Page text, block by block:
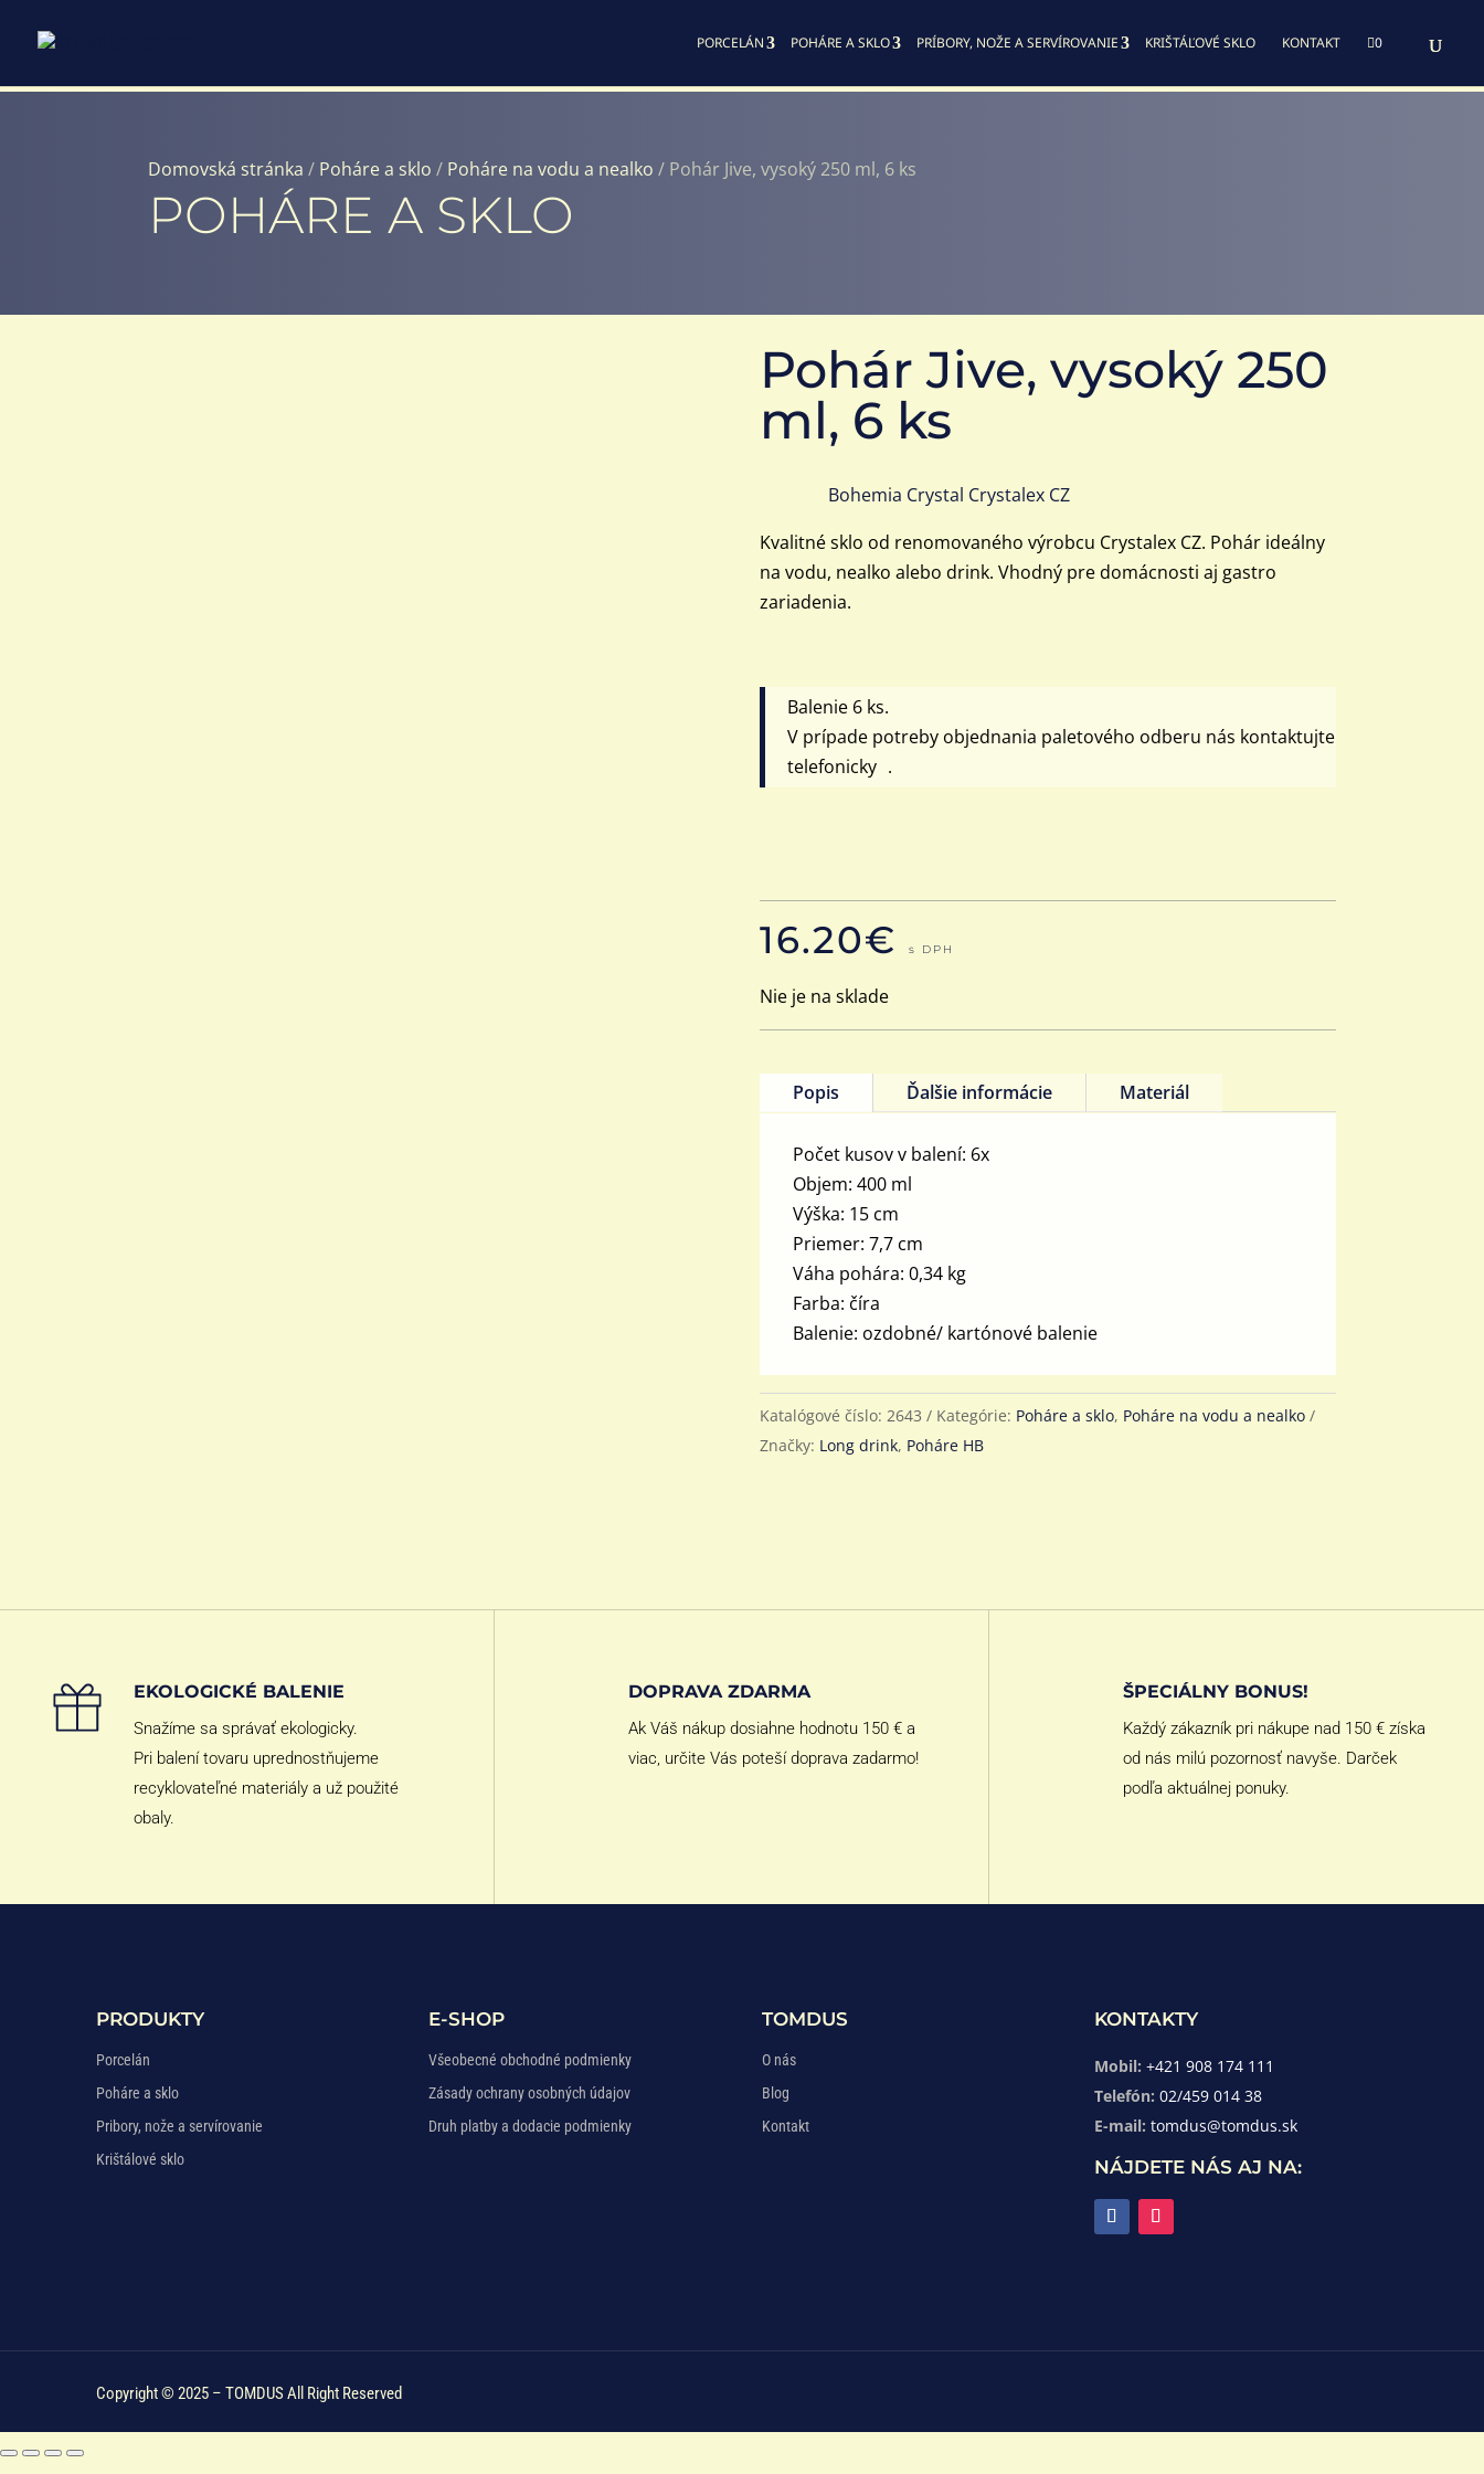
PORCELÁN POHÁRE A SKLO PRÍBORY, NOŽE A SERVÍROVANIE KRIŠTÁĽOVÉ SKLO KONTAKT 0
Domovská stránka / Poháre a sklo / Poháre na vodu a nealko / Pohár Jive, vysoký 250 ml, 6 ks
POHÁRE A SKLO
Pohár Jive, vysoký 250
ml, 6 ks
Bohemia Crystal Crystalex CZ
Kvalitné sklo od renomovaného výrobcu Crystalex CZ. Pohár ideálny
na vodu, nealko alebo drink. Vhodný pre domácnosti aj gastro
zariadenia.
Balenie 6 ks.
V prípade potreby objednania paletového odberu nás kontaktujte
telefonicky .
16.20€ s DPH
Nie je na sklade
Popis Ďalšie informácie Materiál
Počet kusov v balení: 6x
Objem: 400 ml
Výška: 15 cm
Priemer: 7,7 cm
Váha pohára: 0,34 kg
Farba: číra
Balenie: ozdobné/ kartónové balenie
Katalógové číslo: 2643 Kategórie: Poháre a sklo, Poháre na vodu a nealko
Značky: Long drink, Poháre HB
EKOLOGICKÉ BALENIE
Snažíme sa správať ekologicky.
Pri balení tovaru uprednostňujeme
recyklovateľné materiály a už použité
obaly.
DOPRAVA ZDARMA
Ak Váš nákup dosiahne hodnotu 150 € a
viac, určite Vás poteší doprava zadarmo!
ŠPECIÁLNY BONUS!
Každý zákazník pri nákupe nad 150 € získa
od nás milú pozornosť navyše. Darček
podľa aktuálnej ponuky.
PRODUKTY
Porcelán
Poháre a sklo
Pribory, nože a servírovanie
Krištálové sklo
E-SHOP
Všeobecné obchodné podmienky
Zásady ochrany osobných údajov
Druh platby a dodacie podmienky
TOMDUS
O nás
Blog
Kontakt
KONTAKTY
Mobil: +421 908 174 111
Telefón: 02/459 014 38
E-mail: tomdus@tomdus.sk
NÁJDETE NÁS AJ NA:
Copyright © 2025 – TOMDUS All Right Reserved